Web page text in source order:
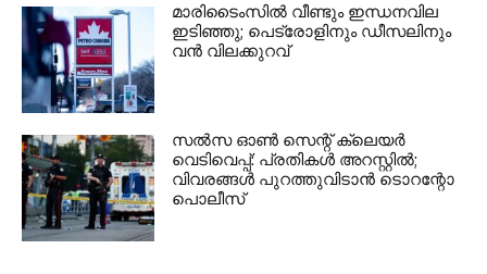
മാരിടൈംസിൽ വീണ്ടും ഇന്ധനവില
ഇടിഞ്ഞു; പെട്രോളിനും ഡീസലിനും
വൻ വിലക്കുറവ്
സൽസ ഓൺ സെന്റ് ക്ലെയർ
വെടിവെപ്പ്: പ്രതികൾ അറസ്റ്റിൽ;
വിവരങ്ങൾ പുറത്തുവിടാൻ ടൊറന്റോ
പൊലീസ്